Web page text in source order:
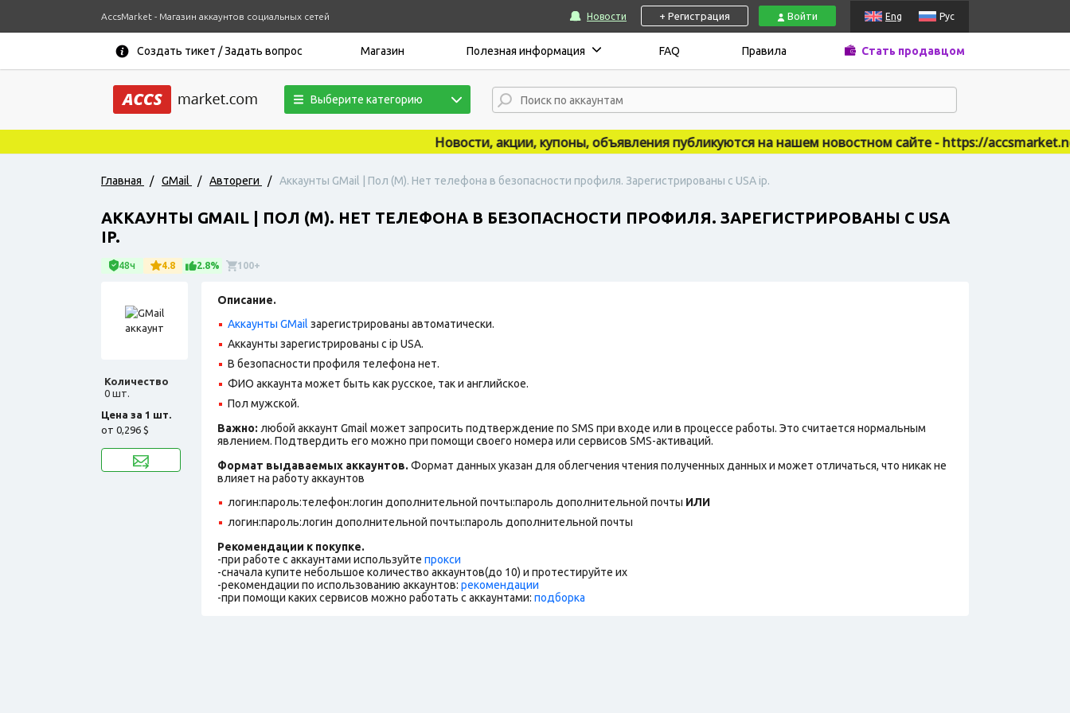
AccsMarket - Магазин аккаунтов социальных сетей Новости + Регистрация Войти Eng Рус
Создать тикет / Задать вопрос Магазин Полезная информация FAQ Правила Стать продавцом
Выберите категорию
Новости, акции, купоны, объявления публикуются на нашем новостном сайте - https://accsmarket.news
Главная / GMail / Автореги / Аккаунты GMail | Пол (М). Нет телефона в безопасности профиля. Зарегистрированы с USA ip.
АККАУНТЫ GMAIL | ПОЛ (М). НЕТ ТЕЛЕФОНА В БЕЗОПАСНОСТИ ПРОФИЛЯ. ЗАРЕГИСТРИРОВАНЫ С USA
IP.
48ч 4.8 2.8% 100+
Количество
0 шт.
Цена за 1 шт.
от 0,296 $
Описание.
Аккаунты GMail зарегистрированы автоматически.
Аккаунты зарегистрированы с ip USA.
В безопасности профиля телефона нет.
ФИО аккаунта может быть как русское, так и английское.
Пол мужской.
Важно: любой аккаунт Gmail может запросить подтверждение по SMS при входе или в процессе работы. Это считается нормальным
явлением. Подтвердить его можно при помощи своего номера или сервисов SMS-активаций.
Формат выдаваемых аккаунтов. Формат данных указан для облегчения чтения полученных данных и может отличаться, что никак не
влияет на работу аккаунтов
логин:пароль:телефон:логин дополнительной почты:пароль дополнительной почты ИЛИ
логин:пароль:логин дополнительной почты:пароль дополнительной почты
Рекомендации к покупке.
-при работе с аккаунтами используйте прокси
-сначала купите небольшое количество аккаунтов(до 10) и протестируйте их
-рекомендации по использованию аккаунтов: рекомендации
-при помощи каких сервисов можно работать с аккаунтами: подборка